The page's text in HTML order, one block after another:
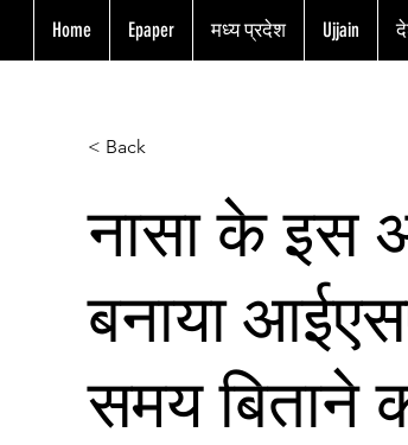
Home Epaper मध्य प्रदेश Ujjain
< Back
नासा के इस
बनाया
समय बिताने